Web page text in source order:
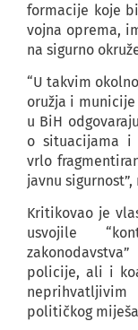
formacije koje
vojna oprema,
na sigurno
“U takvim
oružja i
u BiH
o situacijama i
vrlo
javnu
Kritikovao je
usvojile
policije, ali i
političkog